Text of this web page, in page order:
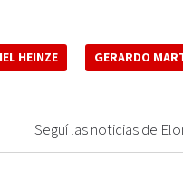
HEINZE GERARDO
Seguí las noticias de